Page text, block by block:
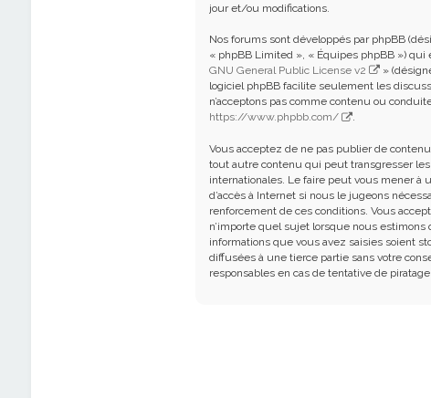
jour et/ou modifications.
Nos forums sont développés par phpBB
« phpBB Limited », « Équipes phpBB »)
GNU General Public License v2
»
logiciel phpBB facilite seulement les
n’acceptons pas comme contenu ou
https://www.phpbb.com/
.
Vous acceptez de ne pas publier de
tout autre contenu qui peut transgresser
internationales. Le faire peut vous mener à
d’accès à Internet si nous le jugeons
renforcement de ces conditions. Vous
n’importe quel sujet lorsque nous
informations que vous avez saisies soient
diffusées à une tierce partie sans votre
responsables en cas de tentative de